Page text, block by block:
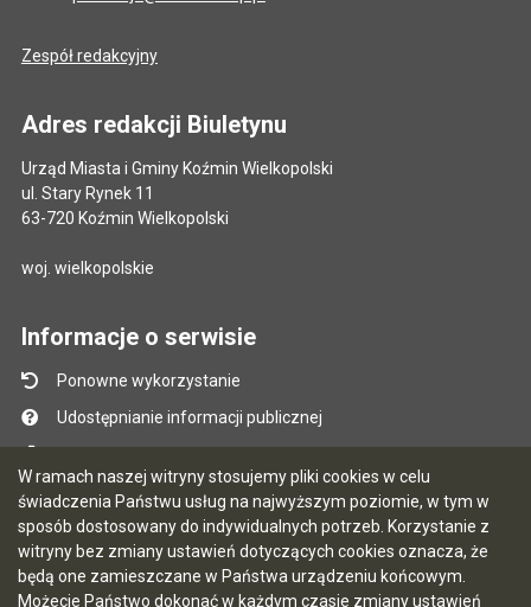
W ramach naszej witryny stosujemy pliki cookies w celu
świadczenia Państwu usług na najwyższym poziomie, w tym w
sposób dostosowany do indywidualnych potrzeb. Korzystanie z
witryny bez zmiany ustawień dotyczących cookies oznacza, że
będą one zamieszczane w Państwa urządzeniu końcowym.
Możecie Państwo dokonać w każdym czasie zmiany ustawień
Zespół redakcyjny
Adres redakcji Biuletynu
Urząd Miasta i Gminy Koźmin Wielkopolski
ul. Stary Rynek 11
63-720 Koźmin Wielkopolski
woj. wielkopolskie
Informacje o serwisie
Ponowne wykorzystanie
Udostępnianie informacji publicznej
Instrukcja obsługi
Statystyki oglądalności
Ostatnio dodane
Ostatnia aktualizacja BIP: 06.08.2026 15:33